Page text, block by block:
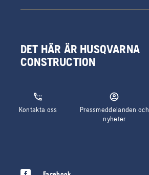
DET HÄR ÄR HUSQVARNA
CONSTRUCTION
Kontakta oss
Pressmeddelanden och
nyheter